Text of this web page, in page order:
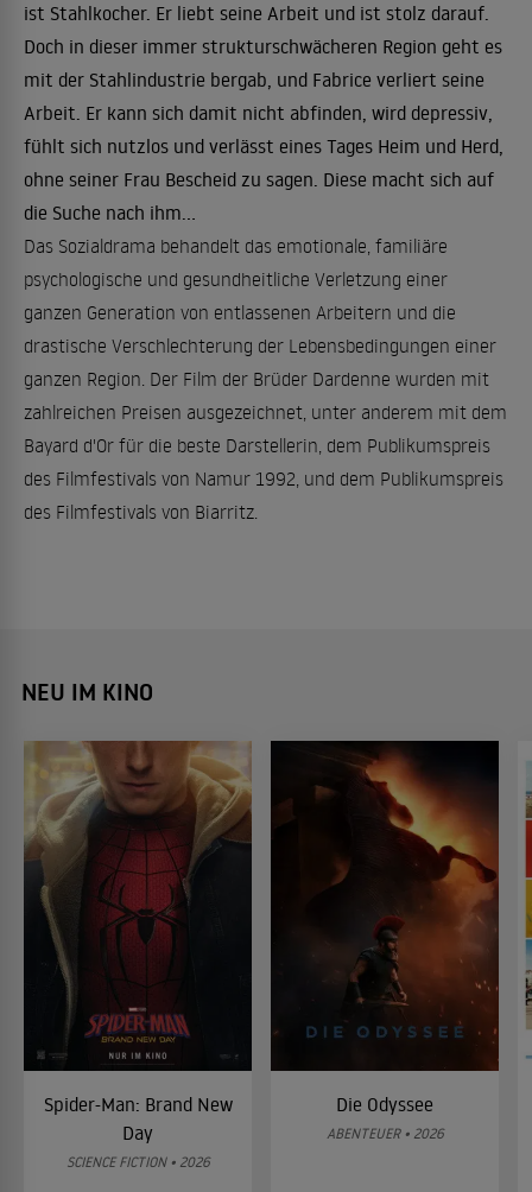
ist Stahlkocher. Er liebt seine Arbeit und ist stolz darauf.
Doch in dieser immer strukturschwächeren Region geht es
mit der Stahlindustrie bergab, und Fabrice verliert seine
Arbeit. Er kann sich damit nicht abfinden, wird depressiv,
fühlt sich nutzlos und verlässt eines Tages Heim und Herd,
ohne seiner Frau Bescheid zu sagen. Diese macht sich auf
die Suche nach ihm...
Das Sozialdrama behandelt das emotionale, familiäre
psychologische und gesundheitliche Verletzung einer
ganzen Generation von entlassenen Arbeitern und die
drastische Verschlechterung der Lebensbedingungen einer
ganzen Region. Der Film der Brüder Dardenne wurden mit
zahlreichen Preisen ausgezeichnet, unter anderem mit dem
Bayard d'Or für die beste Darstellerin, dem Publikumspreis
des Filmfestivals von Namur 1992, und dem Publikumspreis
des Filmfestivals von Biarritz.
NEU IM KINO
Spider-Man: Brand New
Day
SCIENCE FICTION • 2026
Die Odyssee
ABENTEUER • 2026